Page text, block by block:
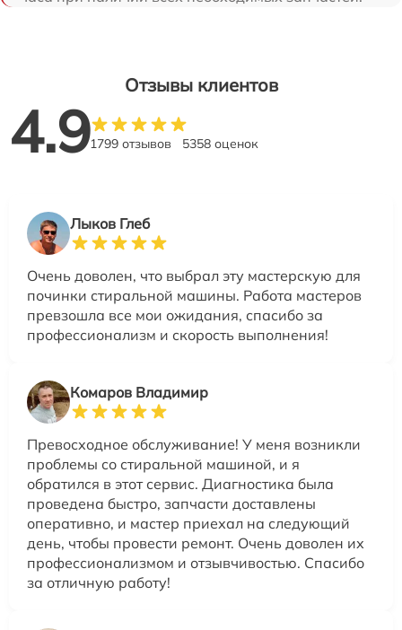
Отзывы клиентов
4.91799 отзывов 5358 оценок
Лыков Глеб
Очень доволен, что выбрал эту мастерскую для
починки стиральной машины. Работа мастеров
превзошла все мои ожидания, спасибо за
профессионализм и скорость выполнения!
Комаров Владимир
Превосходное обслуживание! У меня возникли
проблемы со стиральной машиной, и я
обратился в этот сервис. Диагностика была
проведена быстро, запчасти доставлены
оперативно, и мастер приехал на следующий
день, чтобы провести ремонт. Очень доволен их
профессионализмом и отзывчивостью. Спасибо
за отличную работу!